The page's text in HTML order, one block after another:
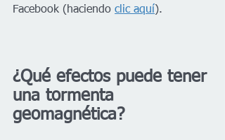
Facebook (haciendo clic aquí).
¿Qué efectos puede tener
una tormenta
geomagnética?